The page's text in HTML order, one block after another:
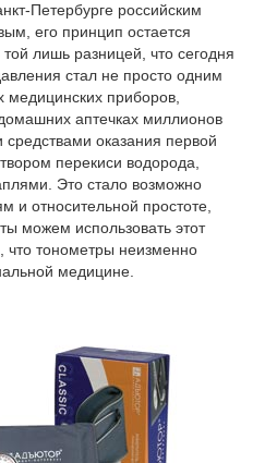
Петербурге российским
его принцип остается
лишь разницей, что сегодня
стал не просто одним
медицинских приборов,
аптечках миллионов
оказания первой
перекиси водорода,
Это стало возможно
и относительной простоте,
можем использовать этот
что тонометры неизменно
медицине.